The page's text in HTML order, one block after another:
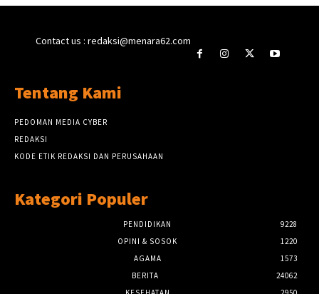
Contact us : redaksi@menara62.com
Tentang Kami
PEDOMAN MEDIA CYBER
REDAKSI
KODE ETIK REDAKSI DAN PERUSAHAAN
Kategori Populer
PENDIDIKAN
9228
OPINI & SOSOK
1220
AGAMA
1573
BERITA
24062